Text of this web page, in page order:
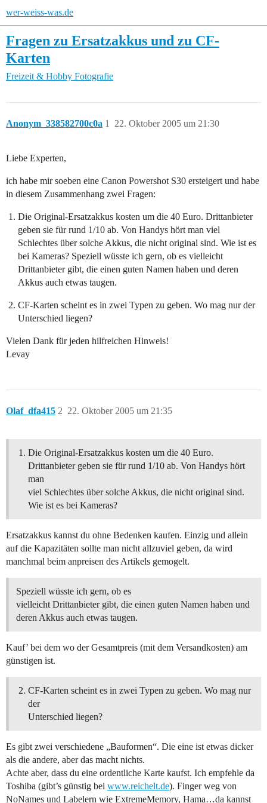
wer-weiss-was.de
Fragen zu Ersatzakkus und zu CF-
Karten
Freizeit & Hobby Fotografie
Anonym_338582700c0a 22. Oktober 2005 um 21:30
1
Liebe Experten,
ich habe mir soeben eine Canon Powershot S30 ersteigert und habe
in diesem Zusammenhang zwei Fragen:
Die Original-Ersatzakkus kosten um die 40 Euro. Drittanbieter
geben sie für rund 1/10 ab. Von Handys hört man viel
Schlechtes über solche Akkus, die nicht original sind. Wie ist es
bei Kameras? Speziell wüsste ich gern, ob es vielleicht
Drittanbieter gibt, die einen guten Namen haben und deren
Akkus auch etwas taugen.
CF-Karten scheint es in zwei Typen zu geben. Wo mag nur der
Unterschied liegen?
Vielen Dank für jeden hilfreichen Hinweis!
Levay
Olaf_dfa415 22. Oktober 2005 um 21:35
2
Die Original-Ersatzakkus kosten um die 40 Euro.
Drittanbieter geben sie für rund 1/10 ab. Von Handys hört
man
viel Schlechtes über solche Akkus, die nicht original sind.
Wie ist es bei Kameras?
Ersatzakkus kannst du ohne Bedenken kaufen. Einzig und allein
auf die Kapazitäten sollte man nicht allzuviel geben, da wird
manchmal beim anpreisen des Artikels gemogelt.
Speziell wüsste ich gern, ob es
vielleicht Drittanbieter gibt, die einen guten Namen haben und
deren Akkus auch etwas taugen.
Kauf’ bei dem wo der Gesamtpreis (mit dem Versandkosten) am
günstigen ist.
CF-Karten scheint es in zwei Typen zu geben. Wo mag nur
der
Unterschied liegen?
Es gibt zwei verschiedene „Bauformen“. Die eine ist etwas dicker
als die andere, aber das macht nichts.
Achte aber, dass du eine ordentliche Karte kaufst. Ich empfehle da
Toshiba (gibt’s günstig bei www.reichelt.de). Finger weg von
NoNames und Labelern wie ExtremeMemory, Hama…da kannst